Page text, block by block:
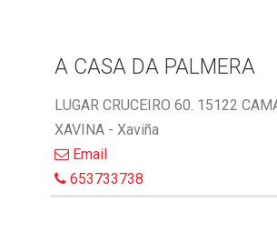
A CASA DA PALMERA
LUGAR CRUCEIRO 60. 15122
XAVINA - Xaviña
Email
653733738